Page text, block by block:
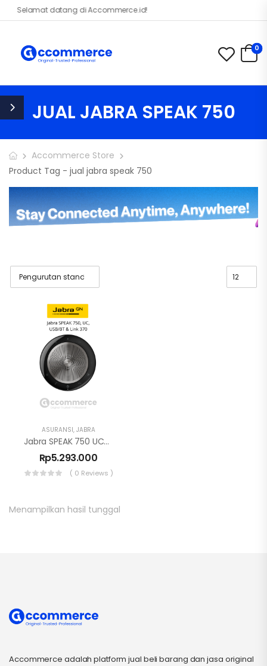
Selamat datang di Accommerce.id!
0
JUAL JABRA SPEAK 750
Accommerce Store
Product Tag - jual jabra speak 750
ASURANSI, JABRA
Jabra SPEAK 750 UC/MS Teams USB/ Bluetooth & Receiver Link 370
Rp5.293.000
( 0 Reviews )
Menampilkan hasil tunggal
Accommerce adalah platform jual beli barang dan jasa original